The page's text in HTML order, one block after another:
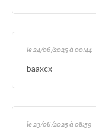
le 24/06/2025 à 00:44
baaxcx
le 23/06/2025 à 08:59